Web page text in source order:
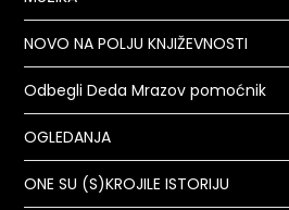
NOVO NA POLJU KNJIŽEVNOSTI
Odbegli Deda Mrazov pomoćnik
OGLEDANJA
ONE SU (S)KROJILE ISTORIJU